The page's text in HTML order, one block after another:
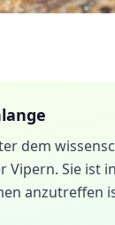
dem
Vipern. Sie ist
anzutreffen